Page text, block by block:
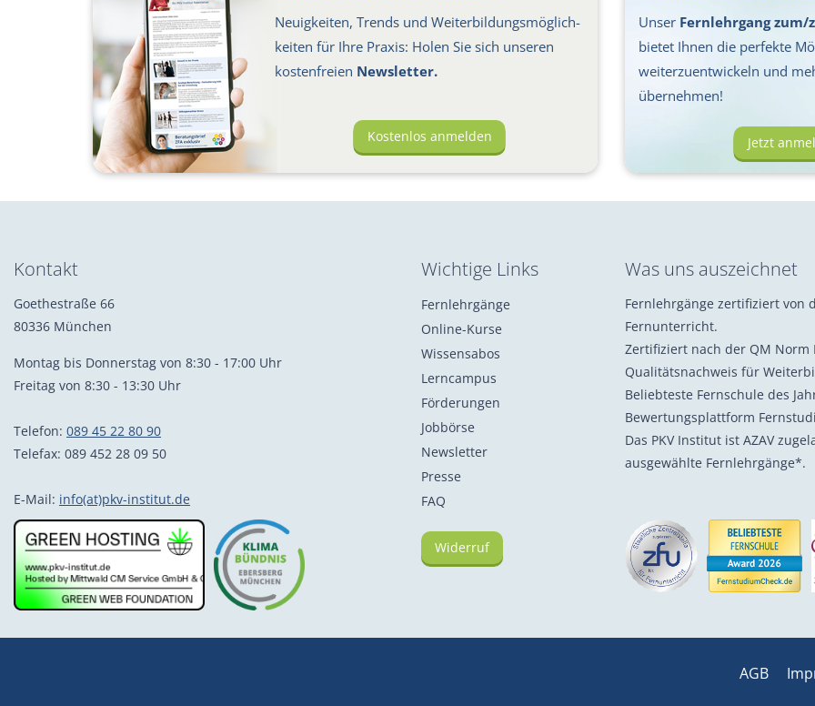
Neuigkeiten, Trends und Weiter­bil­dungs­möglich­
keiten für Ihre Praxis: Holen Sie sich unseren
kosten­freien Newsletter.
Kostenlos anmelden
Unser Fernlehrgang
bietet Ihnen die perfekte
weiterzuentwickeln und
übernehmen!
Jetzt
Kontakt
Goethestraße 66
80336 München
Montag bis Donnerstag von 8:30 - 17:00 Uhr
Freitag von 8:30 - 13:30 Uhr
Telefon: 089 45 22 80 90
Telefax: 089 452 28 09 50
E-Mail: info(at)pkv-institut.de
Wichtige Links
Fernlehrgänge
Online-Kurse
Wissensabos
Lerncampus
Förderungen
Jobbörse
Newsletter
Presse
FAQ
Widerruf
Was uns auszeichnet
Fernlehrgänge zertifiziert von
Fernunterricht.
Zertifiziert nach der QM Norm
Qualitätsnachweis für
Beliebteste Fernschule des
Bewertungsplattform
Das PKV Institut ist AZAV
ausgewählte Fernlehrgänge*.
AGB